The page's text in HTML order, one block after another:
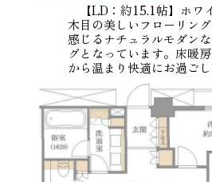
【LD：約15.1帖】ホワ
木目の美しいフローリン
感じるナチュラルモダン
グとなっています。床暖
から温まり快適にお過ごし